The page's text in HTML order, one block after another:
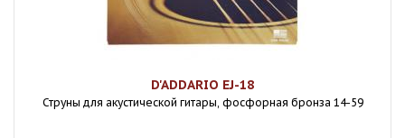
D'ADDARIO EJ-18
Струны для акустической гитары, фосфорная бронза 14-59